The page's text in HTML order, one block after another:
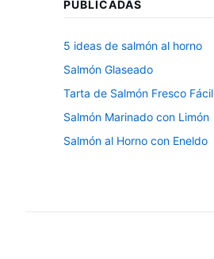
PUBLICADAS
5 ideas de salmón al horno
Salmón Glaseado
Tarta de Salmón Fresco Fácil
Salmón Marinado con Limón
Salmón al Horno con Eneldo